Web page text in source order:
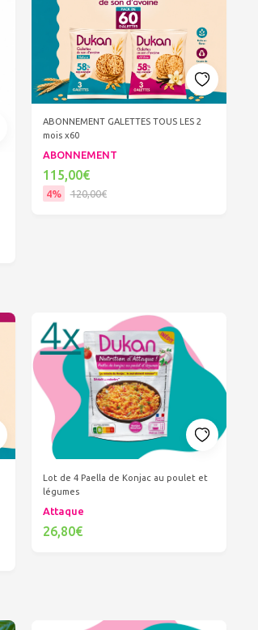
ABONNEMENT GALETTES TOUS LES 2
mois x60
ABONNEMENT
115,00€
4%
120,00€
Lot de 4 Paella de Konjac au poulet et
légumes
Attaque
26,80€